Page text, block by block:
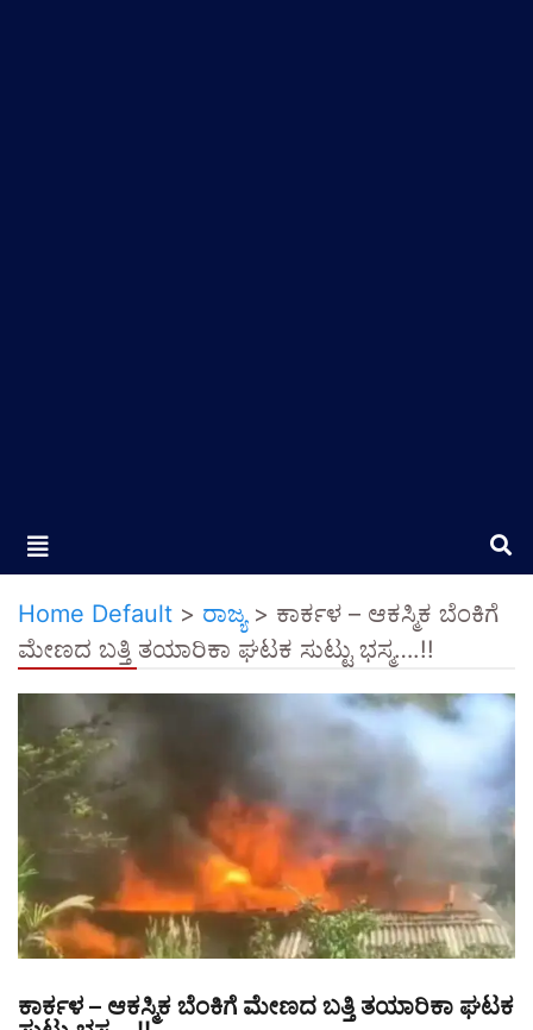
Home Default > ರಾಜ್ಯ> ಕಾರ್ಕಳ – ಆಕಸ್ಮಿಕ ಬೆಂಕಿಗೆ
ಮೇಣದ ಬತ್ತಿ ತಯಾರಿಕಾ ಘಟಕ ಸುಟ್ಟು ಭಸ್ಮ….!!
ಕಾರ್ಕಳ – ಆಕಸ್ಮಿಕ ಬೆಂಕಿಗೆ ಮೇಣದ ಬತ್ತಿ ತಯಾರಿಕಾ ಘಟಕ